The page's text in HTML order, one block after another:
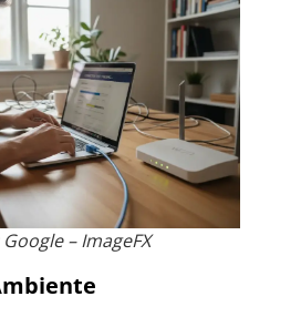
– ImageFX